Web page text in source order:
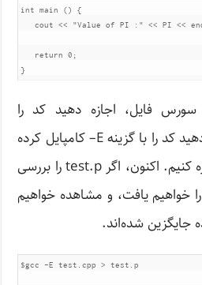
int main ()
{
   cout
<< "Value of PI :" << PI <<
return 0 ;
}
فایل، اجازه دهید کد را
پیش‌پردازش کنیم. اجازه دهید کد را با گزینه E– کامپایل کرده
و نتیجه را در test.p ذخیره کنیم. اکنون، اگر test.p را بررسی
خواهیم یافت، و مشاهده خواهیم
جایگزین شده‌اند.
$gcc -E test.cpp > test.p